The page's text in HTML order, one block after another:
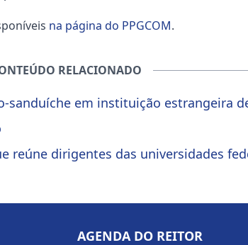
na página do PPGCOM.
RELACIONADO
sanduíche em instituição estrangeira
reúne dirigentes das universidades
AGENDA DO REITOR